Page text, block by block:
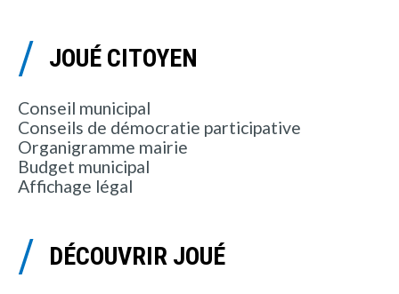
JOUÉ CITOYEN
Conseil municipal
Conseils de démocratie participative
Organigramme mairie
Budget municipal
Affichage légal
DÉCOUVRIR JOUÉ